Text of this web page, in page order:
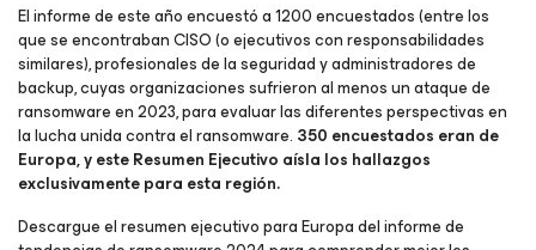
El informe de este año encuestó a 1200 encuestados (entre los
que se encontraban CISO (o ejecutivos con responsabilidades
similares), profesionales de la seguridad y administradores de
backup, cuyas organizaciones sufrieron al menos un ataque de
ransomware en 2023, para evaluar las diferentes perspectivas en
la lucha unida contra el ransomware. 350 encuestados eran de
Europa, y este Resumen Ejecutivo aísla los hallazgos
exclusivamente para esta región.
Descargue el resumen ejecutivo para Europa del informe de